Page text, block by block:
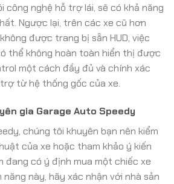
công nghệ hỗ trợ lái, sẽ có khả năng
Ngược lại, trên các xe cũ hơn
được trang bị sẵn HUD, việc
thể không hoàn toàn hiển thị được
một cách đầy đủ và chính xác
từ hệ thống gốc của xe.
gia Garage Auto Speedy
chúng tôi khuyên bạn nên kiểm
của xe hoặc tham khảo ý kiến
đang có ý định mua một chiếc xe
này, hãy xác nhận với nhà sản